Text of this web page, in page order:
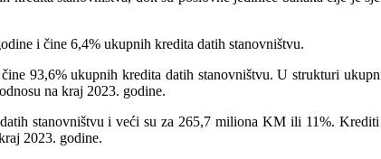
i čine 6,4% ukupnih kredita datih stanovništvu.
93,6% ukupnih kredita datih stanovništvu. U strukturi
na kraj 2023. godine.
stanovništvu i veći su za 265,7 miliona KM ili 11%. Krediti
2023. godine.